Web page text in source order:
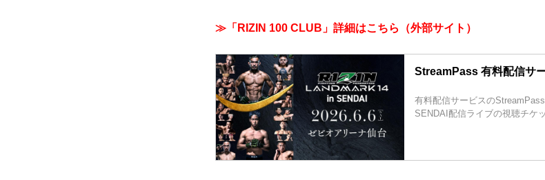
≫「RIZIN 100 CLUB」詳細はこちら（外部サイト）
StreamPass 有料配信サ
有料配信サービスの
SENDAI配信ライブの視聴チケ